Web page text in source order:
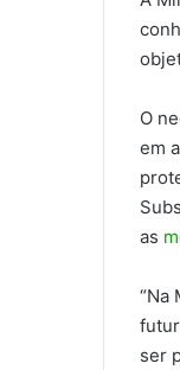
O
em
as
“Na
ser